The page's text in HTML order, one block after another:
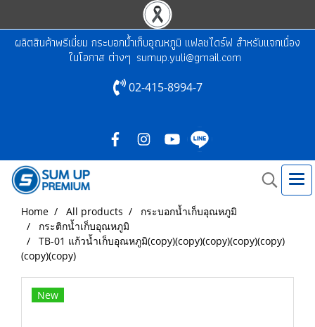
ผลิตสินค้าพรีเมี่ยม กระบอกน้ำเก็บอุณหภูมิ แฟลชไดร์ฟ สำหรับแจกเนื่อง
ในโอกาส ต่างๆ sumup.yuli@gmail.com
02-415-8994-7
Home All products
กระบอกน้ำเก็บอุณหภูมิ
กระติกน้ำเก็บอุณหภูมิ
TB-01 แก้วน้ำเก็บอุณหภูมิ(copy)(copy)(copy)(copy)(copy)
(copy)(copy)
New